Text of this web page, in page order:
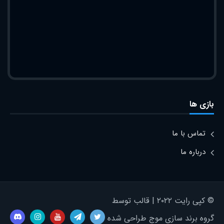
بازی ها
تماس با ما
درباره ما
© کپی رایت ۲۰۲۲ | قالب توسط
گروه برند سازی موج طراحی شده